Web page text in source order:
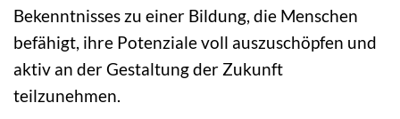
Bekenntnisses zu einer Bildung, die Menschen
befähigt, ihre Potenziale voll auszuschöpfen und
aktiv an der Gestaltung der Zukunft
teilzunehmen.